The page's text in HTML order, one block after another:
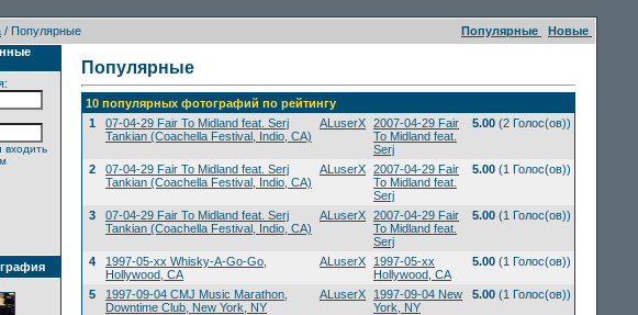
/ Популярные Популярные
Новые
входить
Популярные
10 популярных фотографий по рейтингу
1
07-04-29 Fair To Midland feat. Serj
Tankian (Coachella Festival, Indio, CA)
ALuserX 2007-04-29 Fair
To Midland feat.
Serj
5.00 (2 Голос(ов))
2
07-04-29 Fair To Midland feat. Serj
Tankian (Coachella Festival, Indio, CA)
ALuserX 2007-04-29 Fair
To Midland feat.
Serj
5.00 (1 Голос(ов))
3
07-04-29 Fair To Midland feat. Serj
Tankian (Coachella Festival, Indio, CA)
ALuserX 2007-04-29 Fair
To Midland feat.
Serj
5.00 (1 Голос(ов))
4
1997-05-xx Whisky-A-Go-Go,
Hollywood, CA
ALuserX
1997-05-xx
Hollywood, CA
5.00 (1 Голос(ов))
5
1997-09-04 CMJ Music Marathon,
Downtime Club, New York, NY
ALuserX
1997-09-04 New
York, NY
5.00 (1 Голос(ов))